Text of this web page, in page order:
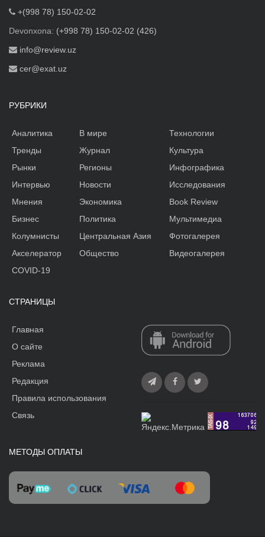
+(998 78) 150-02-02
Devonxona: (+998 78) 150-02-02 (426)
info@review.uz
cer@exat.uz
РУБРИКИ
Аналитика
Тренды
Рынки
Интервью
Мнения
Бизнес
Колумнисты
Акселератор
В мире
Журнал
Регионы
Новости
Экономика
Политика
Центральная Азия
Общество
Технологии
Культура
Инфографика
Исследования
Book Review
Мультимедиа
Фотогалерея
Видеогалерея
COVID-19
СТРАНИЦЫ
Главная
О сайте
Реклама
Редакция
Правила использования
Связь
МЕТОДЫ ОПЛАТЫ